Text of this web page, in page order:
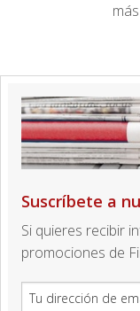
Suscríbete a
Si quieres recibir
promociones de